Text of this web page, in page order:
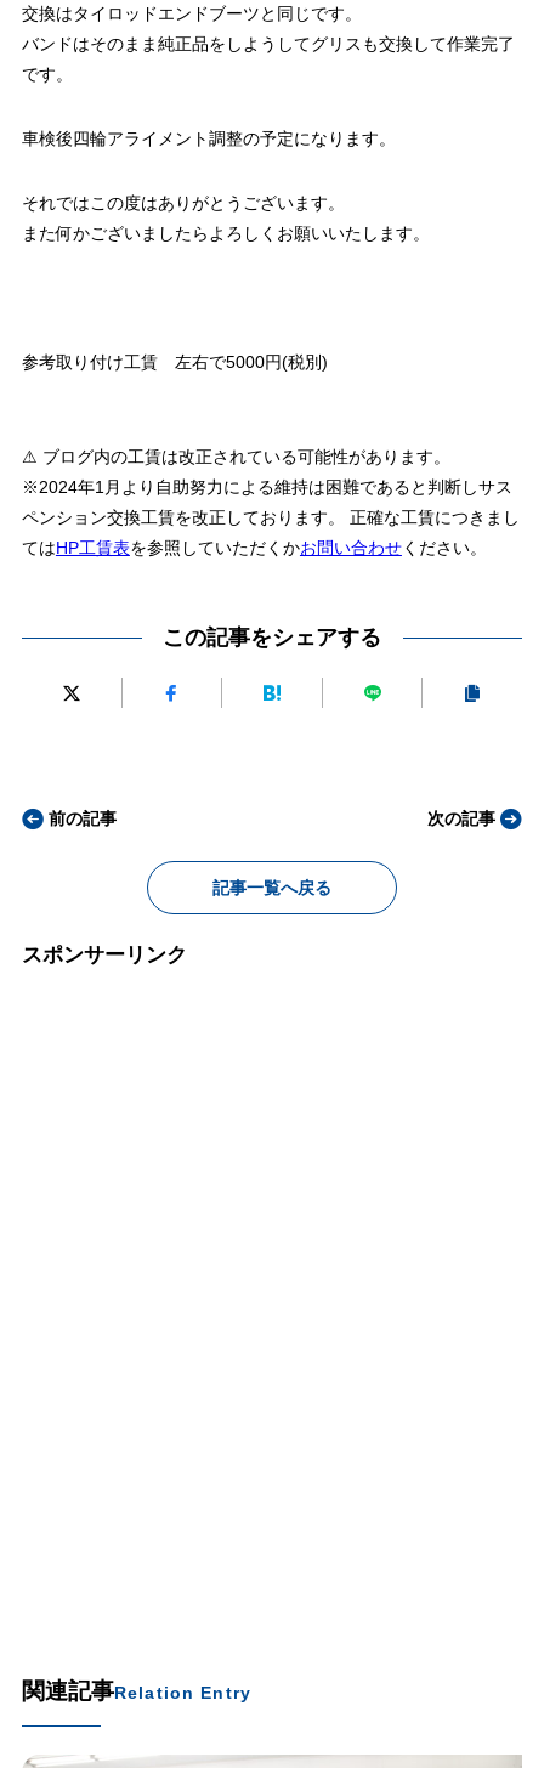
交換はタイロッドエンドブーツと同じです。
バンドはそのまま純正品をしようしてグリスも交換して作業完了
です。
車検後四輪アライメント調整の予定になります。
それではこの度はありがとうございます。
また何かございましたらよろしくお願いいたします。
参考取り付け工賃 左右で5000円(税別)
⚠ ブログ内の工賃は改正されている可能性があります。
※2024年1月より自助努力による維持は困難であると判断しサス
ペンション交換工賃を改正しております。 正確な工賃につきまし
てはHP工賃表を参照していただくかお問い合わせください。
この記事をシェアする
前の記事
記事一覧へ戻る
次の記事
スポンサーリンク
関連記事Relation Entry